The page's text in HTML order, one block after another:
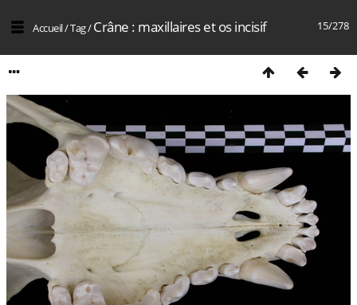
15/278
Accueil/Tag/Crâne : maxillaires et os incisif